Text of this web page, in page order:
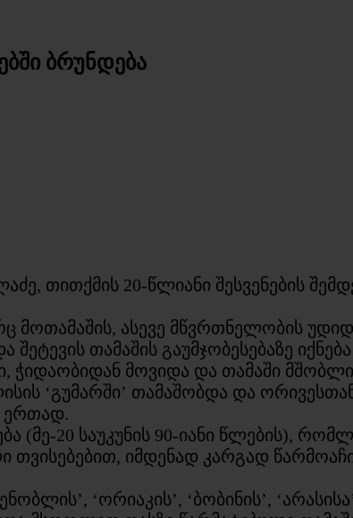
ბრუნდება
თითქმის 20-წლიანი შესვენების
ასევე მწვრთნელობის
შეტევის თამაშის გაუმჯობესებაზე
ჭიდაობიდან მოვიდა და თამაში
‘გუმარში’ თამაშობდა და
ერთად.
(მე-20 საუკუნის 90-იანი წლების),
იმდენად კარგად
‘ორიაკის’, ‘ბობინის’,